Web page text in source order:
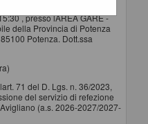
, presso lAREA GARE -
della Provincia di Potenza
Potenza. Dott.ssa
71 del D. Lgs. n. 36/2023,
del servizio di refezione
(a.s. 2026-2027/2027-